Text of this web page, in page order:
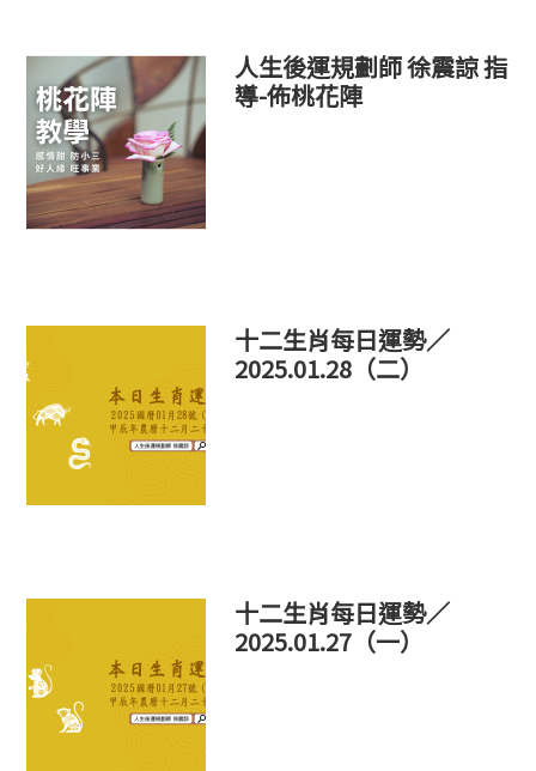
人生後運規劃師 徐震諒 指
導-佈桃花陣
十二生肖每日運勢／
2025.01.28（二）
十二生肖每日運勢／
2025.01.27（一）